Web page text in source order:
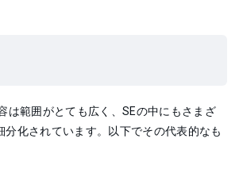
は範囲がとても広く、SEの中にもさまざ
分化されています。以下でその代表的なも